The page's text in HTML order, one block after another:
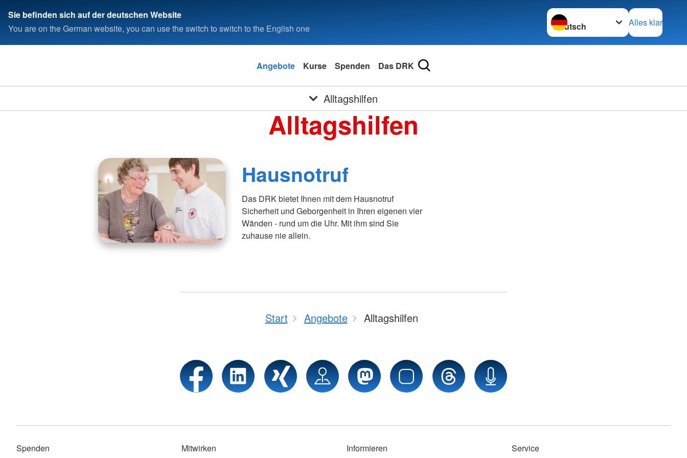
Sie befinden sich auf der deutschen Website
You are on the German website, you can use the switch to switch to the English one
Sprache wechseln zu
Alles klar
DRK
Angebote Kurse Spenden Das DRK
Alltagshilfen
Alltagshilfen
Hausnotruf
Das DRK bietet Ihnen mit dem Hausnotruf
Sicherheit und Geborgenheit in Ihren eigenen vier
Wänden - rund um die Uhr. Mit ihm sind Sie
zuhause nie allein.
Start Angebote Alltagshilfen
Spenden Mitwirken Informieren Service